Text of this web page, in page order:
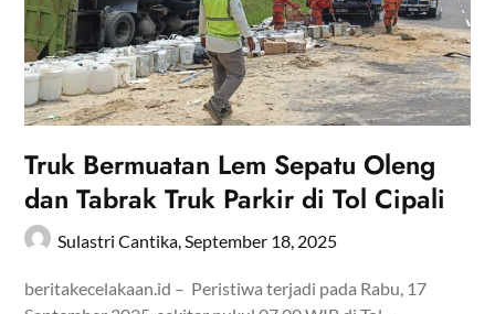
Truk Bermuatan Lem Sepatu Oleng
dan Tabrak Truk Parkir di Tol Cipali
Sulastri Cantika,September 18, 2025
beritakecelakaan.id – Peristiwa terjadi pada Rabu, 17